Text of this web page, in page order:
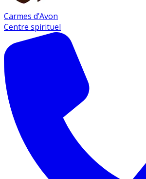
Carmes d’Avon
Centre spirituel